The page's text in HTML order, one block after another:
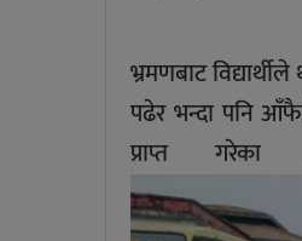
भ्रमणबाट
पढेर भन्दा पनि
प्राप्त